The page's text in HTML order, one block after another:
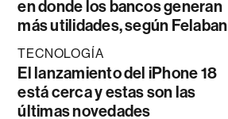
en donde los bancos generan
más utilidades, según Felaban
TECNOLOGÍA
El lanzamiento del iPhone 18
está cerca y estas son las
últimas novedades